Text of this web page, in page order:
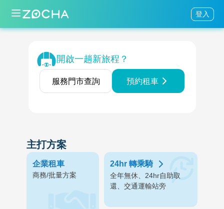
登入
開啟一趟新旅程？
服務門市查詢 預約租車
主打方案
企業租車
商務/批量方案
24hr 轉乘騎
全年無休、24hr自助取
還、交通運輸站旁